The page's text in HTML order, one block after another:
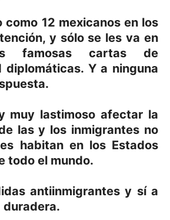
como 12 mexicanos en los
y sólo se les va en
famosas cartas de
diplomáticas. Y a ninguna
muy lastimoso afectar la
las y los inmigrantes no
habitan en los Estados
todo el mundo.
antiinmigrantes y sí a
duradera.